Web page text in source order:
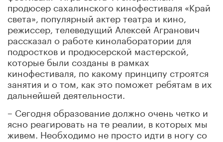
продюсер сахалинского кинофестиваля «Край
света», популярный актер театра и кино,
режиссер, телеведущий Алексей Агранович
рассказал о работе кинолаборатории для
подростков и продюсерской мастерской,
которые были созданы в рамках
кинофестиваля, по какому принципу строятся
занятия и о том, как это поможет ребятам в их
дальнейшей деятельности.
– Сегодня образование должно очень четко и
ясно реагировать на те реалии, в которых мы
живем. Необходимо не просто идти в ногу со